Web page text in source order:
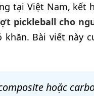
tại Việt Nam, kết
pickleball cho
Bài viết này
hoặc